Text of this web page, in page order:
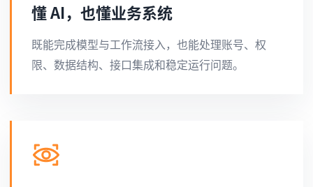
懂 AI，也懂业务系统
既能完成模型与工作流接入，也能处理账号、权
限、数据结构、接口集成和稳定运行问题。